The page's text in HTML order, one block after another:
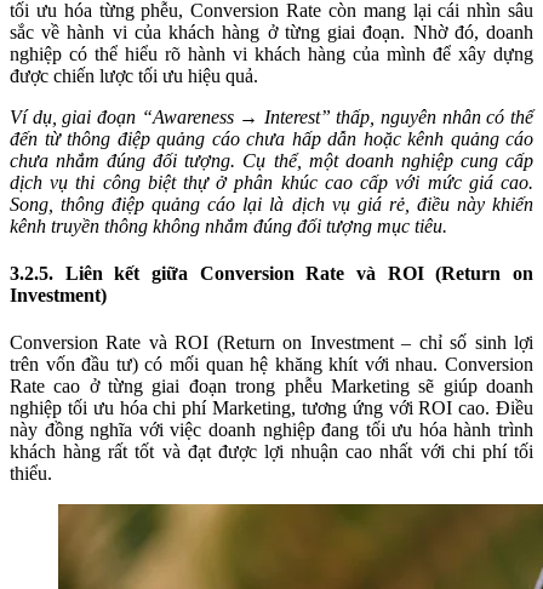
tối ưu hóa từng phễu, Conversion Rate còn mang lại cái nhìn sâu
sắc về hành vi của khách hàng ở từng giai đoạn. Nhờ đó, doanh
nghiệp có thể hiểu rõ hành vi khách hàng của mình để xây dựng
được chiến lược tối ưu hiệu quả.
Ví dụ, giai đoạn “Awareness → Interest” thấp, nguyên nhân có thể
đến từ thông điệp quảng cáo chưa hấp dẫn hoặc kênh quảng cáo
chưa nhắm đúng đối tượng. Cụ thể, một doanh nghiệp cung cấp
dịch vụ thi công biệt thự ở phân khúc cao cấp với mức giá cao.
Song, thông điệp quảng cáo lại là dịch vụ giá rẻ, điều này khiến
kênh truyền thông không nhắm đúng đối tượng mục tiêu.
3.2.5. Liên kết giữa Conversion Rate và ROI (Return on
Investment)
Conversion Rate và ROI (Return on Investment – chỉ số sinh lợi
trên vốn đầu tư) có mối quan hệ khăng khít với nhau. Conversion
Rate cao ở từng giai đoạn trong phễu Marketing sẽ giúp doanh
nghiệp tối ưu hóa chi phí Marketing, tương ứng với ROI cao. Điều
này đồng nghĩa với việc doanh nghiệp đang tối ưu hóa hành trình
khách hàng rất tốt và đạt được lợi nhuận cao nhất với chi phí tối
thiểu.